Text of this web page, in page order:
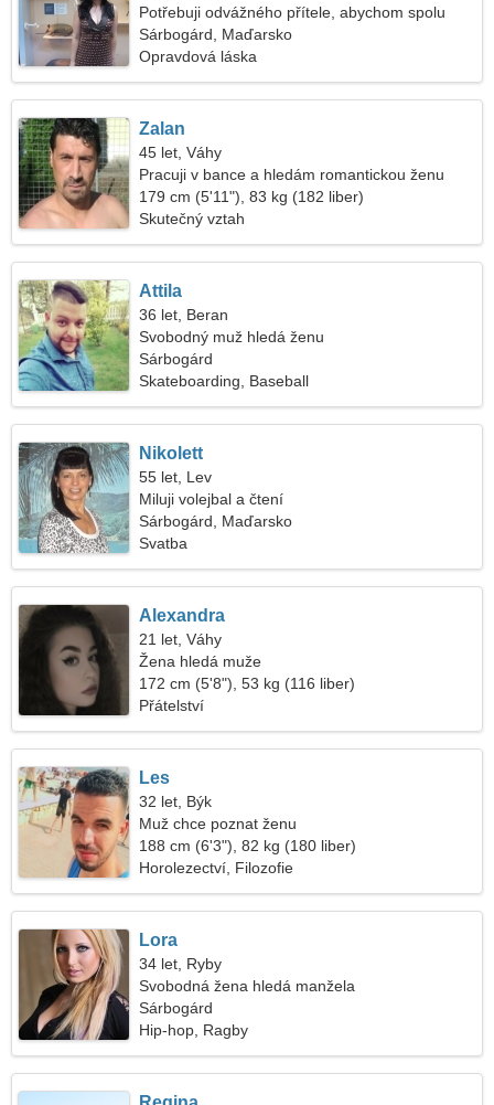
Potřebuji odvážného přítele, abychom spolu
tančili
Sárbogárd, Maďarsko
Opravdová láska
Zalan
45 let, Váhy
Pracuji v bance a hledám romantickou ženu
179 cm (5'11"), 83 kg (182 liber)
Skutečný vztah
Attila
36 let, Beran
Svobodný muž hledá ženu
Sárbogárd
Skateboarding, Baseball
Nikolett
55 let, Lev
Miluji volejbal a čtení
Sárbogárd, Maďarsko
Svatba
Alexandra
21 let, Váhy
Žena hledá muže
172 cm (5'8"), 53 kg (116 liber)
Přátelství
Les
32 let, Býk
Muž chce poznat ženu
188 cm (6'3"), 82 kg (180 liber)
Horolezectví, Filozofie
Lora
34 let, Ryby
Svobodná žena hledá manžela
Sárbogárd
Hip-hop, Ragby